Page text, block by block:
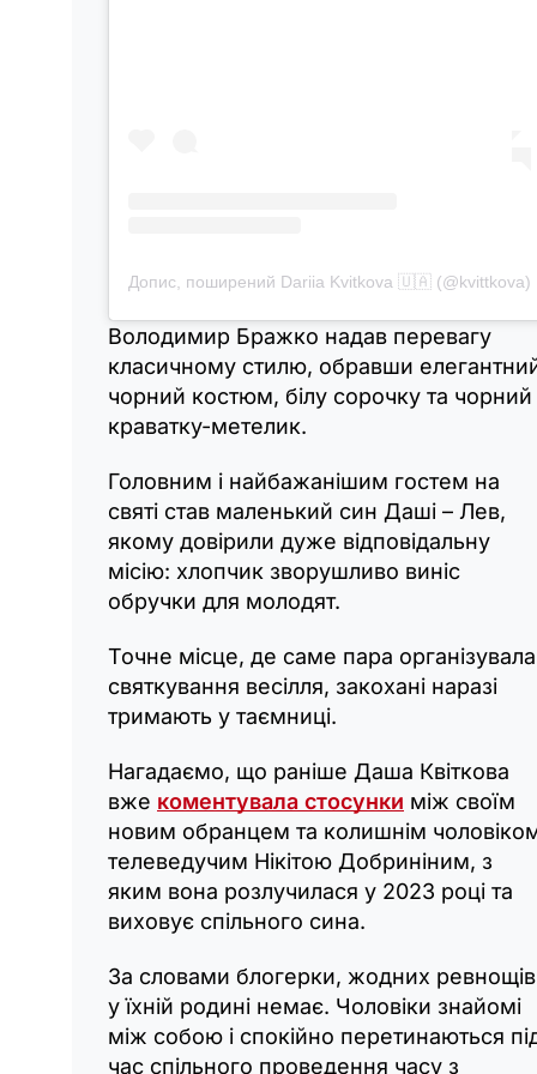
Допис, поширений Dariia Kvitkova 🇺🇦 (@kvittkova)
Володимир Бражко надав перевагу
класичному стилю, обравши
чорний костюм, білу сорочку та чорний
краватку-метелик.
Головним і найбажанішим гостем на
святі став маленький син Даші – Лев,
якому довірили дуже відповідальну
місію: хлопчик зворушливо виніс
обручки для молодят.
Точне місце, де саме пара організувала
святкування весілля, закохані наразі
тримають у таємниці.
Нагадаємо, що раніше Даша Квіткова
вже коментувала стосунки між своїм
новим обранцем та колишнім
телеведучим Нікітою Добриніним, з
яким вона розлучилася у 2023 році та
виховує спільного сина.
За словами блогерки, жодних ревнощів
у їхній родині немає. Чоловіки знайомі
між собою і спокійно перетинаються
час спільного проведення часу з